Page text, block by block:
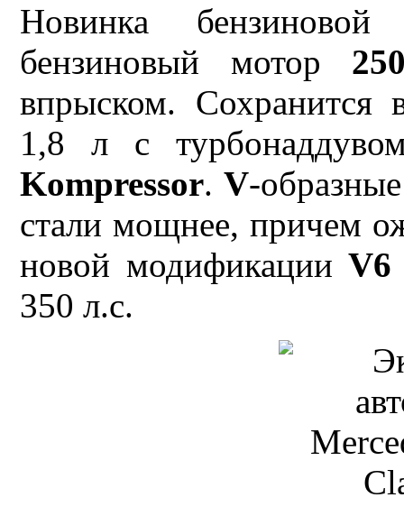
Новинка
бензиновый мотор
впрыском. Сохранится
1,8 л с
Kompressor. V-
стали мощнее, причем
новой модификацииV6
350 л.с.